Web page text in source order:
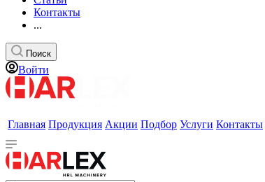
Контакты
...
Поиск
Войти
Главная Продукция Акции Подбор Услуги Контакты